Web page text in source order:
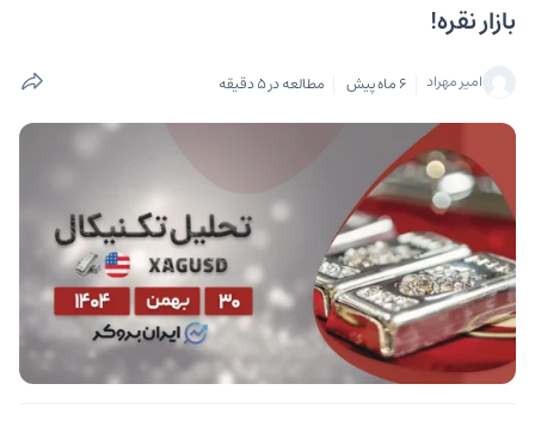
بازار نقره!
امیر مهراد 6 ماه پیش مطالعه در 5 دقیقه